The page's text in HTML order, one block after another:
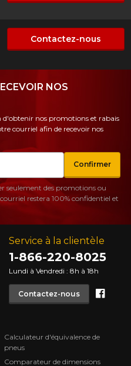
Contactez-nous
Service à la clientèle
1-866-220-8025
Lundi à Vendredi : 8h à 18h
Contactez-nous
Calculateur d'équivalence de
pneus
Comparateur de dimensions
NOS
nos promotions et rabais
courriel afin de recevoir nos
Confirmer
seulement des promotions ou
restera 100% confidentiel et